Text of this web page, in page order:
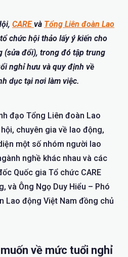
CAREvà Tổng Liên đoàn Lao
chức hội thảo lấy ý kiến cho
(sửa đổi), trong đó tập trung
nghỉ hưu và quy định về
dục tại nơi làm việc.
đạo Tổng Liên đoàn Lao
chuyên gia về lao động,
một số nhóm người lao
nghề khác nhau và các
Quốc gia Tổ chức CARE
và Ông Ngọ Duy Hiểu – Phó
Lao động Việt Nam đồng chủ
về mức tuổi nghỉ